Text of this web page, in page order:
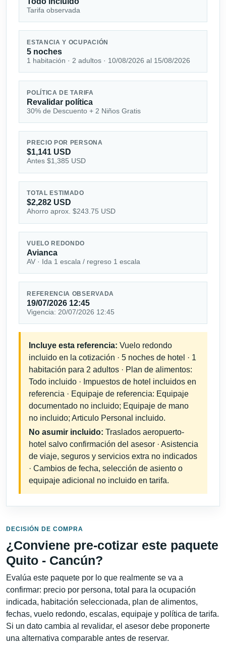
Tarifa observada
ESTANCIA Y OCUPACIÓN
5 noches
1 habitación · 2 adultos · 10/08/2026 al 15/08/2026
POLÍTICA DE TARIFA
Revalidar política
30% de Descuento + 2 Niños Gratis
PRECIO POR PERSONA
$1,141 USD
Antes $1,385 USD
TOTAL ESTIMADO
$2,282 USD
Ahorro aprox. $243.75 USD
VUELO REDONDO
Avianca
AV · Ida 1 escala / regreso 1 escala
REFERENCIA OBSERVADA
19/07/2026 12:45
Vigencia: 20/07/2026 12:45
Incluye esta referencia: Vuelo redondo
incluido en la cotización · 5 noches de hotel · 1
habitación para 2 adultos · Plan de alimentos:
Todo incluido · Impuestos de hotel incluidos en
referencia · Equipaje de referencia: Equipaje
documentado no incluido; Equipaje de mano
no incluido; Articulo Personal incluido.
No asumir incluido: Traslados aeropuerto-
hotel salvo confirmación del asesor · Asistencia
de viaje, seguros y servicios extra no indicados
· Cambios de fecha, selección de asiento o
equipaje adicional no incluido en tarifa.
DECISIÓN DE COMPRA
¿Conviene pre-cotizar este paquete
Quito - Cancún?
Evalúa este paquete por lo que realmente se va a
confirmar: precio por persona, total para la ocupación
indicada, habitación seleccionada, plan de alimentos,
fechas, vuelo redondo, escalas, equipaje y política de tarifa.
Si un dato cambia al revalidar, el asesor debe proponerte
una alternativa comparable antes de reservar.